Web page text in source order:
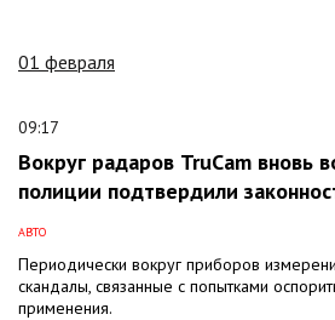
01 февраля
09:17
Вокруг радаров TruCam вновь
полиции подтвердили
АВТО
Периодически вокруг приборов
скандалы, связанные с попытками
применения.